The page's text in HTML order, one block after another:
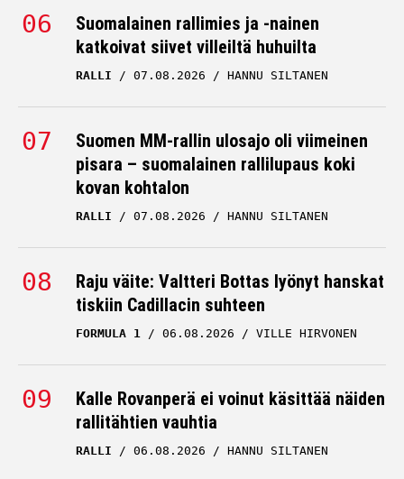
Suomalainen rallimies ja -nainen
katkoivat siivet villeiltä huhuilta
RALLI 07.08.2026 HANNU SILTANEN
Suomen MM-rallin ulosajo oli viimeinen
pisara – suomalainen rallilupaus koki
kovan kohtalon
RALLI 07.08.2026 HANNU SILTANEN
Raju väite: Valtteri Bottas lyönyt hanskat
tiskiin Cadillacin suhteen
FORMULA 1 06.08.2026 VILLE HIRVONEN
Kalle Rovanperä ei voinut käsittää näiden
rallitähtien vauhtia
RALLI 06.08.2026 HANNU SILTANEN